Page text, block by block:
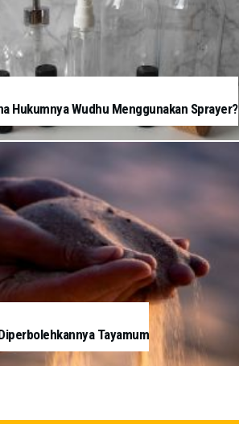
Hukumnya Wudhu Menggunakan Sprayer?
Tayamum